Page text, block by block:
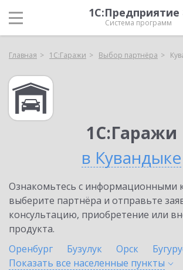
1С:Предприятие
Система программ
Главная 1С:Гаражи Выбор партнёра
1С:Гаражи
в Кувандыке
Ознакомьтесь с информационными
выберите партнёра и отправьте
консультацию, приобретение или
продукта.
Оренбург
Бузулук Орск
Показать все населенные пункты